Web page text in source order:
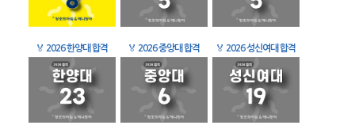
🏅 2026 한양대 합격 🏅 2026 중앙대 합격 🏅 2026 성신여대 합격